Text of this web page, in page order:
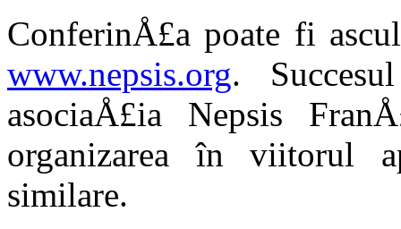
ConferinÅ£a poate fi
www.nepsis.org.
asociaÅ£ia Nepsis
organizarea în viitorul
similare.